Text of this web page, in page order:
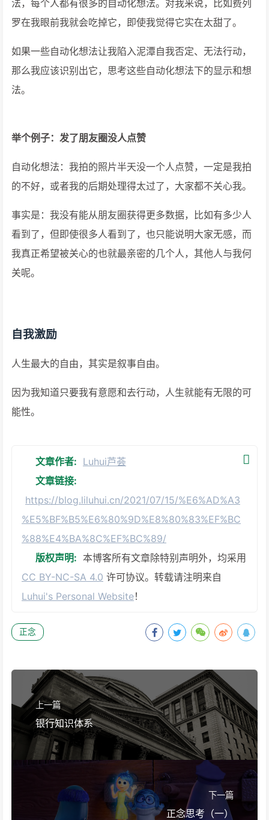
法，每个人都有很多的自动化想法。对我来说，比如费列
罗在我眼前我就会吃掉它，即使我觉得它实在太甜了。
如果一些自动化想法让我陷入泥潭自我否定、无法行动，
那么我应该识别出它，思考这些自动化想法下的显示和想
法。
举个例子：发了朋友圈没人点赞
自动化想法：我拍的照片半天没一个人点赞，一定是我拍
的不好，或者我的后期处理得太过了，大家都不关心我。
事实是：我没有能从朋友圈获得更多数据，比如有多少人
看到了，但即使很多人看到了，也只能说明大家无感，而
我真正希望被关心的也就最亲密的几个人，其他人与我何
关呢。
自我激励
人生最大的自由，其实是叙事自由。
因为我知道只要我有意愿和去行动，人生就能有无限的可
能性。
文章作者: Luhui芦荟
文章链接:
https://blog.liluhui.cn/2021/07/15/%E6%AD%A3
%E5%BF%B5%E6%80%9D%E8%80%83%EF%BC
%88%E4%BA%8C%EF%BC%89/
版权声明: 本博客所有文章除特别声明外，均采用
CC BY-NC-SA 4.0 许可协议。转载请注明来自
Luhui's Personal Website！
正念
上一篇
银行知识体系
下一篇
正念思考（一）